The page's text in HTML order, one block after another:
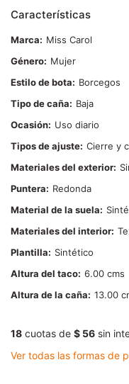
Características
Marca
Miss Carol
Género
Mujer
Estilo de bota
Borcegos
Tipo de caña
Baja
Ocasión
Uso diario
Tipos de ajuste Cierre y
Materiales del exterior
Puntera
Redonda
Material de la suela
Materiales del interior
Plantilla
Sintético
Altura del taco 6.00
Altura de la caña
13.00
18 cuotas de $ 56 sin
Ver todas las formas de